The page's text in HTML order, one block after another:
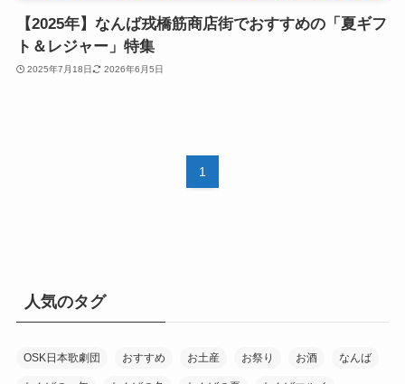
【2025年】なんば戎橋筋商店街でおすすめの「夏ギフ
ト＆レジャー」特集
2025年7月18日 2026年6月5日
1
人気のタグ
OSK日本歌劇団 おすすめ お土産 お祭り お酒 なんば